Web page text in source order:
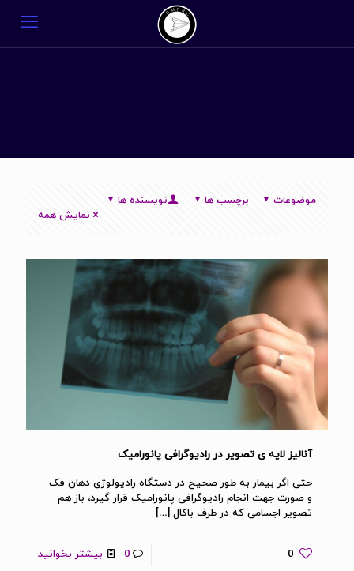
موضوعات برچسب ها
نویسنده ها
نمایش همه
آنالیز لایه ی تصویر در رادیوگرافی پانورامیک
حتی اگر بیمار به طور صحیح در دستگاه رادیولوژی دهان فک
و صورت جهت انجام رادیوگرافی پانورامیک قرار گیرد، باز هم
تصویر اجسامی که در طرف باکال […]
0
0 بیشتر بخوانید